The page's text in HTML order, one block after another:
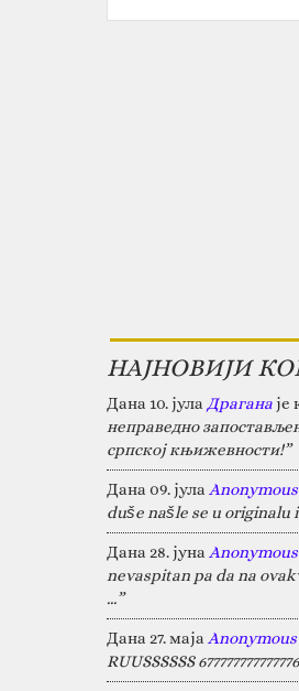
НАЈНОВИЈИ
Дана 10. јула Драгана је
неправедно
српској књижевности!”
Дана 09. јула Anonymous
duše našle se u originalu
Дана 28. јуна Anonymous
nevaspitan pa da na
…”
Дана 27. маја Anonymous
RUUSSSSSS